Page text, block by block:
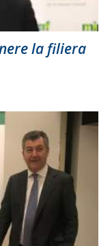
la filiera